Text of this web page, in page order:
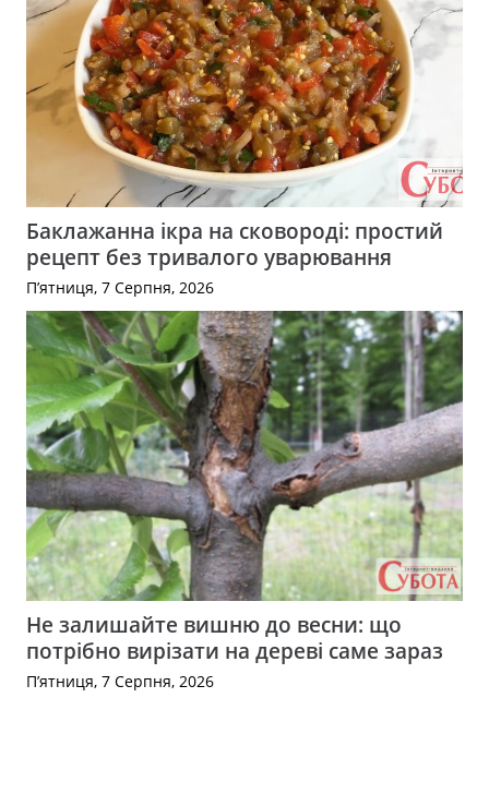
Баклажанна ікра на сковороді: простий
рецепт без тривалого уварювання
П’ятниця, 7 Серпня, 2026
Не залишайте вишню до весни: що
потрібно вирізати на дереві саме зараз
П’ятниця, 7 Серпня, 2026